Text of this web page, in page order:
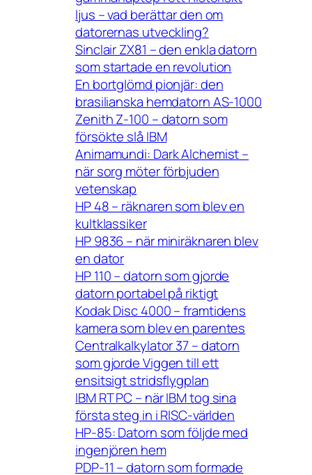
ljus – vad berättar den om
datorernas utveckling?
Sinclair ZX81 – den enkla datorn
som startade en revolution
En bortglömd pionjär: den
brasilianska hemdatorn AS-1000
Zenith Z-100 – datorn som
försökte slå IBM
Animamundi: Dark Alchemist –
när sorg möter förbjuden
vetenskap
HP 48 – räknaren som blev en
kultklassiker
HP 9836 – när miniräknaren blev
en dator
HP 110 – datorn som gjorde
datorn portabel på riktigt
Kodak Disc 4000 – framtidens
kamera som blev en parentes
Centralkalkylator 37 – datorn
som gjorde Viggen till ett
ensitsigt stridsflygplan
IBM RT PC – när IBM tog sina
första steg in i RISC-världen
HP-85: Datorn som följde med
ingenjören hem
PDP-11 – datorn som formade